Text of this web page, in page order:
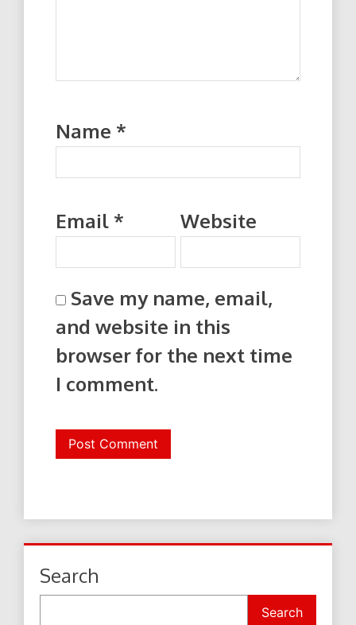
Name *
Email * Website
Save my name, email,
and website in this
browser for the next time
I comment.
Search
Search